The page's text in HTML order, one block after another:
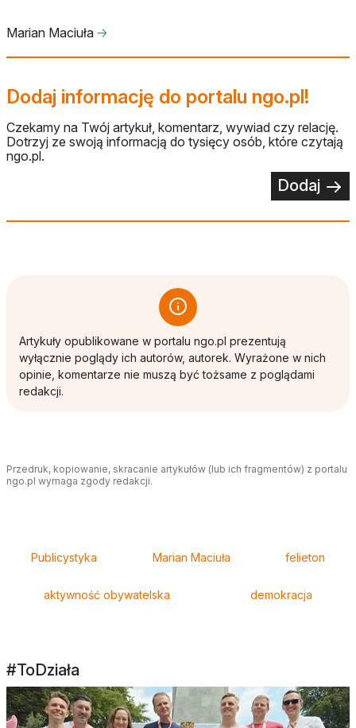
Marian Maciuła 🡢
Dodaj informację do portalu ngo.pl!
Czekamy na Twój artykuł, komentarz, wywiad czy relację.
Dotrzyj ze swoją informacją do tysięcy osób, które czytają
ngo.pl.
Dodaj
Artykuły opublikowane w portalu ngo.pl prezentują
wyłącznie poglądy ich autorów, autorek. Wyrażone w nich
opinie, komentarze nie muszą być tożsame z poglądami
redakcji.
Przedruk, kopiowanie, skracanie artykułów (lub ich fragmentów) z portalu
ngo.pl wymaga zgody redakcji.
Publicystyka Marian Maciuła felieton
aktywność obywatelska demokracja
#ToDziała